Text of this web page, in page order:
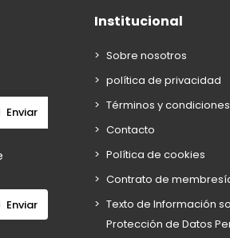
Enviar
Enviar
Institucional
Sobre nosotros
política de privacidad
Términos y condiciones
Contacto
Política de cookies
Contrato de
Texto de Información
Protección de Datos